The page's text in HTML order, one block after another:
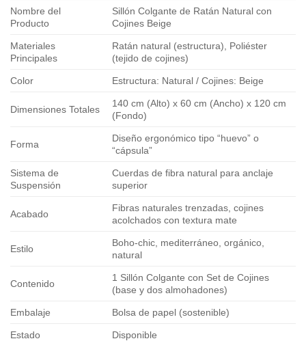
Nombre del
Producto
Sillón Colgante de Ratán Natural con
Cojines Beige
Materiales
Principales
Ratán natural (estructura), Poliéster
(tejido de cojines)
Color Estructura: Natural / Cojines: Beige
Dimensiones Totales
140 cm (Alto) x 60 cm (Ancho) x 120 cm
(Fondo)
Forma
Diseño ergonómico tipo “huevo” o
“cápsula”
Sistema de
Suspensión
Cuerdas de fibra natural para anclaje
superior
Acabado
Fibras naturales trenzadas, cojines
acolchados con textura mate
Estilo
Boho-chic, mediterráneo, orgánico,
natural
Contenido
1 Sillón Colgante con Set de Cojines
(base y dos almohadones)
Embalaje Bolsa de papel (sostenible)
Estado Disponible